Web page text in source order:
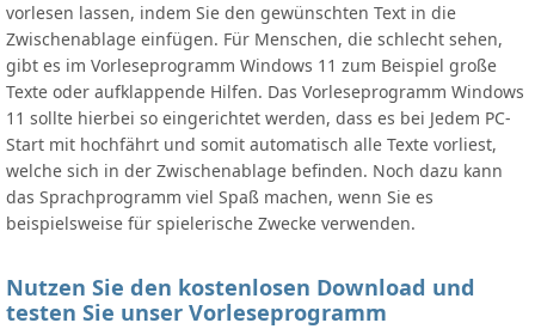
vorlesen lassen, indem Sie den gewünschten Text in die
Zwischenablage einfügen. Für Menschen, die schlecht sehen,
gibt es im Vorleseprogramm Windows 11 zum Beispiel große
Texte oder aufklappende Hilfen. Das Vorleseprogramm Windows
11 sollte hierbei so eingerichtet werden, dass es bei Jedem PC-
Start mit hochfährt und somit automatisch alle Texte vorliest,
welche sich in der Zwischenablage befinden. Noch dazu kann
das Sprachprogramm viel Spaß machen, wenn Sie es
beispielsweise für spielerische Zwecke verwenden.
Nutzen Sie den kostenlosen Download und
testen Sie unser Vorleseprogramm